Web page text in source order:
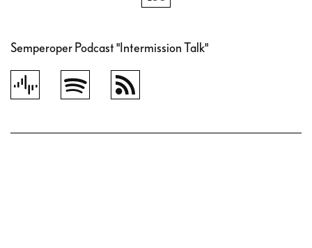
Semperoper Podcast "Intermission Talk"